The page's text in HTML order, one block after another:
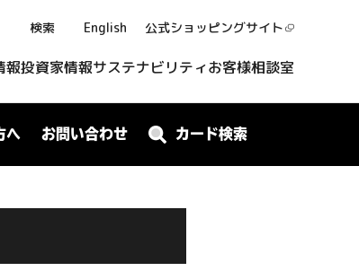
検索 English 公式ショッピングサイト
報投資家情報サステナビリティお客様相談室
へ お問い合わせ カード検索